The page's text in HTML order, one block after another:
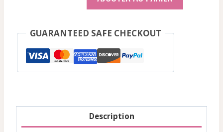
Chianti
Classico
Vigneto
GUARANTEED SAFE CHECKOUT
Description